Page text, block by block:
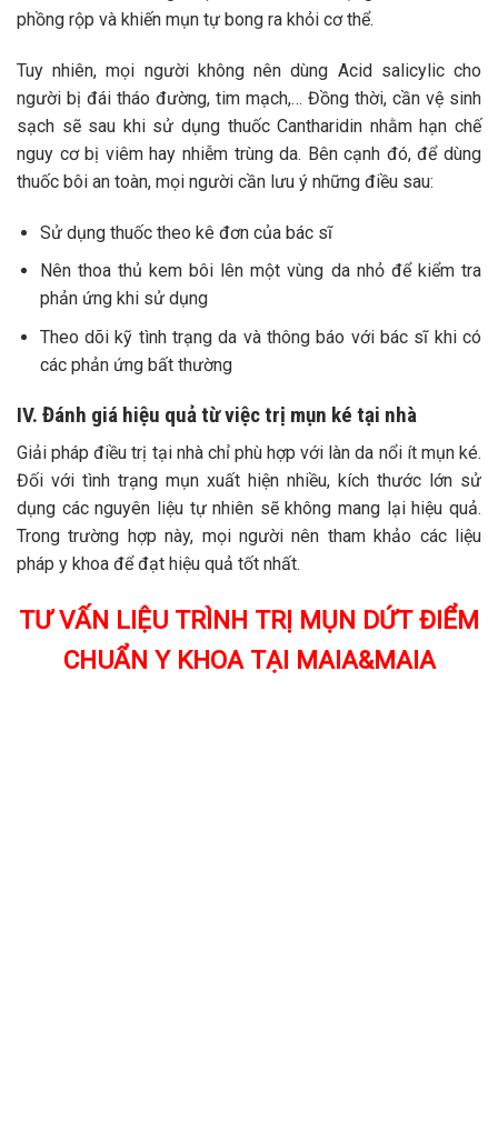
phồng rộp và khiến mụn tự bong ra khỏi cơ thể.
Tuy nhiên, mọi người không nên dùng Acid salicylic cho
người bị đái tháo đường, tim mạch,… Đồng thời, cần vệ sinh
sạch sẽ sau khi sử dụng thuốc Cantharidin nhằm hạn chế
nguy cơ bị viêm hay nhiễm trùng da. Bên cạnh đó, để dùng
thuốc bôi an toàn, mọi người cần lưu ý những điều sau:
Sử dụng thuốc theo kê đơn của bác sĩ
Nên thoa thủ kem bôi lên một vùng da nhỏ để kiểm tra
phản ứng khi sử dụng
Theo dõi kỹ tình trạng da và thông báo với bác sĩ khi có
các phản ứng bất thường
IV. Đánh giá hiệu quả từ việc trị mụn ké tại nhà
Giải pháp điều trị tại nhà chỉ phù hợp với làn da nổi ít mụn ké.
Đối với tình trạng mụn xuất hiện nhiều, kích thước lớn sử
dụng các nguyên liệu tự nhiên sẽ không mang lại hiệu quả.
Trong trường hợp này, mọi người nên tham khảo các liệu
pháp y khoa để đạt hiệu quả tốt nhất.
TƯ VẤN LIỆU TRÌNH TRỊ MỤN DỨT ĐIỂM
CHUẨN Y KHOA TẠI MAIA&MAIA